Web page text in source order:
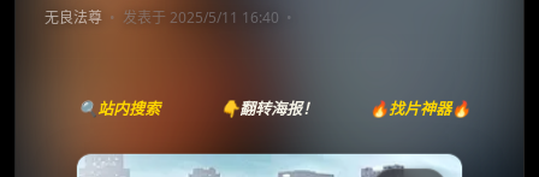
无良法尊 发表于 2025/5/11 16:40
🔍站内搜索 👇翻转海报！ 🔥找片神器🔥